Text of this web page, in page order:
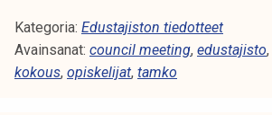
1
2
.
U
S
T
Kategoria: Edustajiston tiedotteet
Avainsanat: council meeting, edustajisto,
kokous, opiskelijat, tamko